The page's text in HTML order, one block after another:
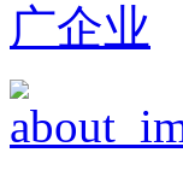
广企业